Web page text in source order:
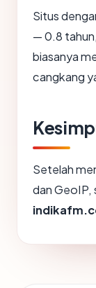
Situs
— 0.8
biasanya
cangkang
Setelah
dan